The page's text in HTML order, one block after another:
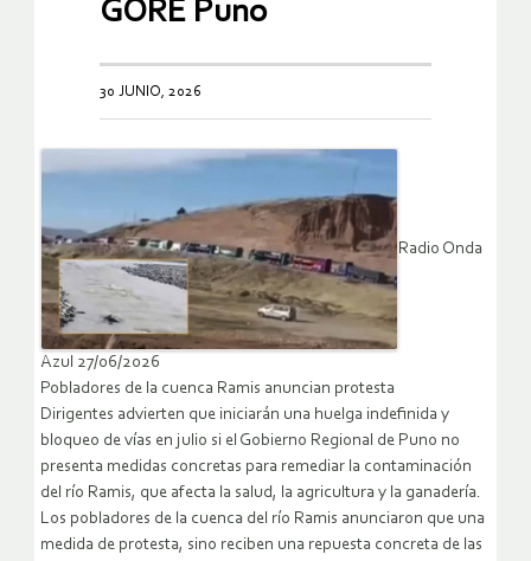
GORE Puno
30 JUNIO, 2026
Radio Onda
Azul 27/06/2026
Pobladores de la cuenca Ramis anuncian protesta
Dirigentes advierten que iniciarán una huelga indefinida y
bloqueo de vías en julio si el Gobierno Regional de Puno no
presenta medidas concretas para remediar la contaminación
del río Ramis, que afecta la salud, la agricultura y la ganadería.
Los pobladores de la cuenca del río Ramis anunciaron que una
medida de protesta, sino reciben una repuesta concreta de las